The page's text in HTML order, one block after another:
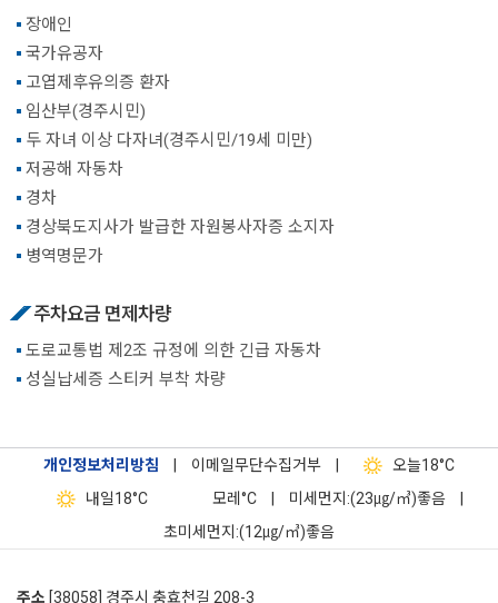
장애인
국가유공자
고엽제후유의증 환자
임산부(경주시민)
두 자녀 이상 다자녀(경주시민/19세 미만)
저공해 자동차
경차
경상북도지사가 발급한 자원봉사자증 소지자
병역명문가
주차요금 면제차량
도로교통법 제2조 규정에 의한 긴급 자동차
성실납세증 스티커 부착 차량
개인정보처리방침 이메일무단수집거부 오늘18°C
내일18°C 모레 °C 미세먼지:(23㎍/㎥)좋음
초미세먼지:(12㎍/㎥)좋음
주소 [38058] 경주시 충효천길 208-3